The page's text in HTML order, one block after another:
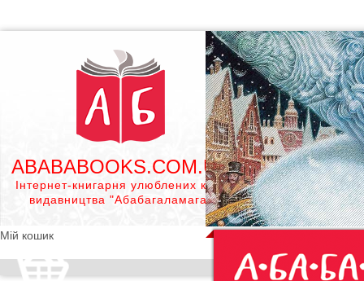
ABABABOOKS.COM.UA
Інтернет-книгарня улюблених книг
видавництва "Абабагаламага"
Мій кошик